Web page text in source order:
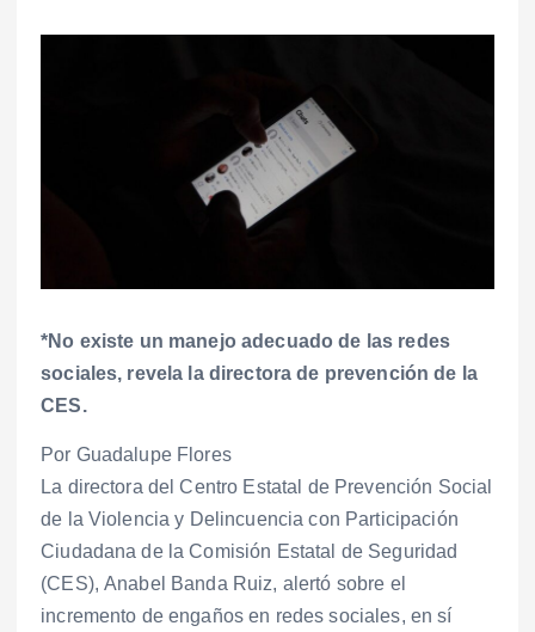
*No existe un manejo adecuado de las redes
sociales, revela la directora de prevención de la
CES.
Por Guadalupe Flores
La directora del Centro Estatal de Prevención Social
de la Violencia y Delincuencia con Participación
Ciudadana de la Comisión Estatal de Seguridad
(CES), Anabel Banda Ruiz, alertó sobre el
incremento de engaños en redes sociales, en sí